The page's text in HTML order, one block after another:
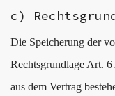
c)
Die Speicherung der
Rechtsgrundlage Art.
aus dem Vertrag